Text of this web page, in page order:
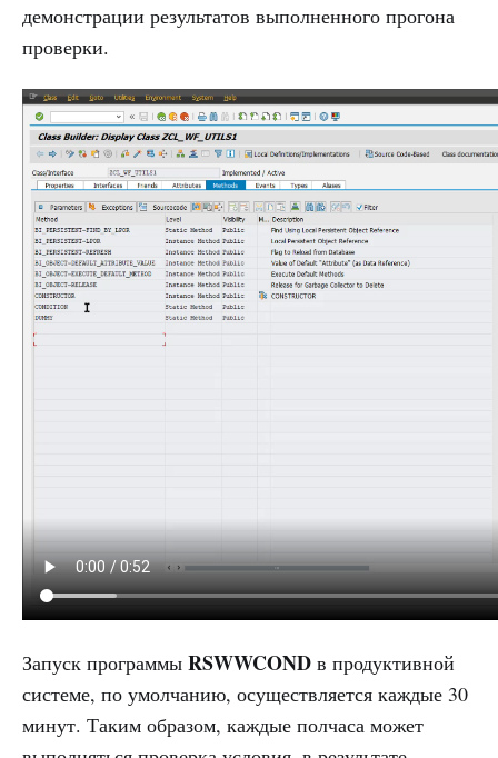
демонстрации результатов выполненного прогона
проверки.
Запуск программы RSWWCOND в продуктивной
системе, по умолчанию, осуществляется каждые 30
минут. Таким образом, каждые полчаса может